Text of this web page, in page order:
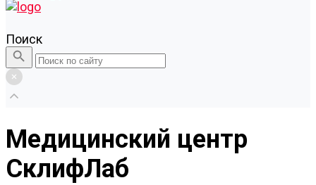
Поиск
Медицинский центр
СклифЛаб